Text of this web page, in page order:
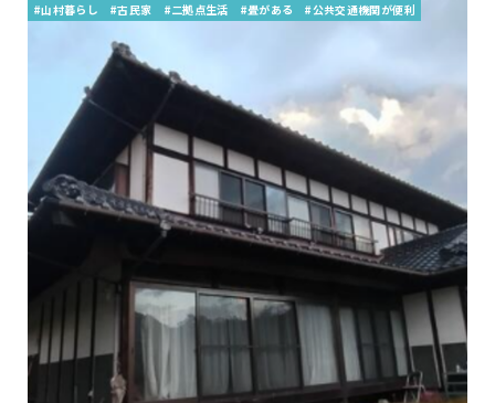
#山村暮らし #古民家 #二拠点生活 #畳がある #公共交通機関が便利